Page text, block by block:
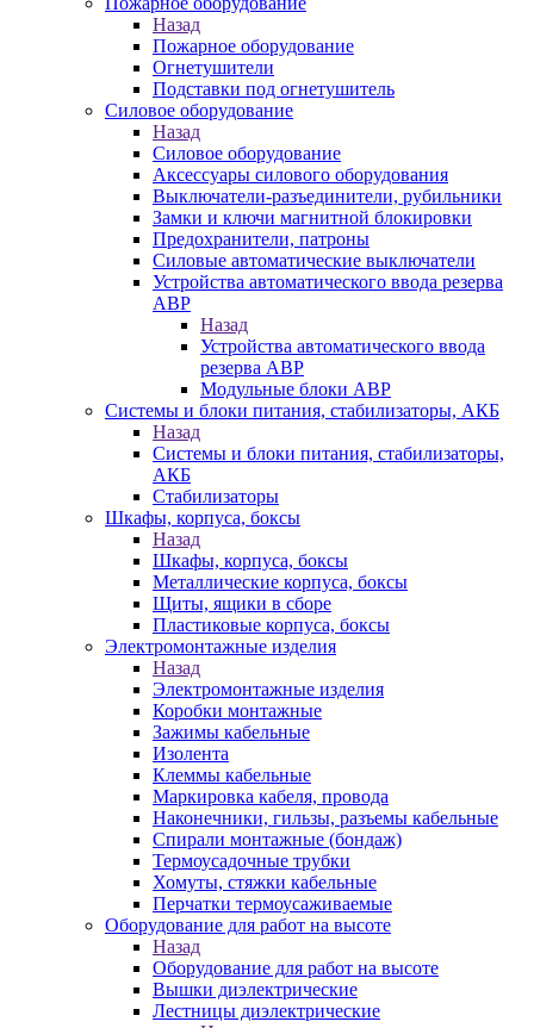
Назад
Пожарное оборудование
Огнетушители
Подставки под огнетушитель
Силовое оборудование
Назад
Силовое оборудование
Аксессуары силового оборудования
Выключатели-разъединители, рубильники
Замки и ключи магнитной блокировки
Предохранители, патроны
Силовые автоматические выключатели
Устройства автоматического ввода резерва
АВР
Назад
Устройства автоматического ввода
резерва АВР
Модульные блоки АВР
Системы и блоки питания, стабилизаторы, АКБ
Назад
Системы и блоки питания, стабилизаторы,
АКБ
Стабилизаторы
Шкафы, корпуса, боксы
Назад
Шкафы, корпуса, боксы
Металлические корпуса, боксы
Щиты, ящики в сборе
Пластиковые корпуса, боксы
Электромонтажные изделия
Назад
Электромонтажные изделия
Коробки монтажные
Зажимы кабельные
Изолента
Клеммы кабельные
Маркировка кабеля, провода
Наконечники, гильзы, разъемы кабельные
Спирали монтажные (бондаж)
Термоусадочные трубки
Хомуты, стяжки кабельные
Перчатки термоусаживаемые
Оборудование для работ на высоте
Назад
Оборудование для работ на высоте
Вышки диэлектрические
Лестницы диэлектрические